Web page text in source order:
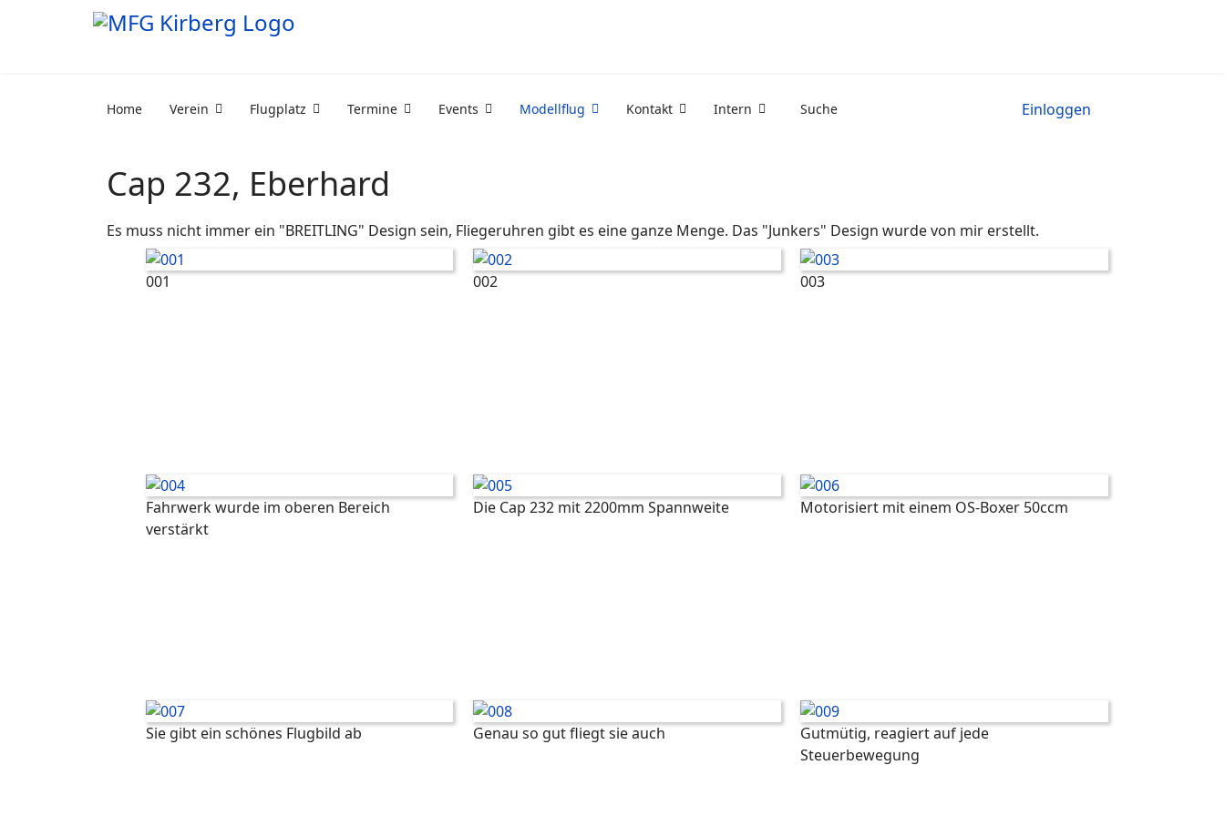
Home Verein Flugplatz Termine Events Modellflug Kontakt Intern Suche Einloggen
Cap 232, Eberhard
Es muss nicht immer ein "BREITLING" Design sein, Fliegeruhren gibt es eine ganze Menge. Das "Junkers" Design wurde von mir erstellt.
001 002 003
Fahrwerk wurde im oberen Bereich
verstärkt
Die Cap 232 mit 2200mm Spannweite Motorisiert mit einem OS-Boxer 50ccm
Sie gibt ein schönes Flugbild ab Genau so gut fliegt sie auch
Gutmütig, reagiert auf jede
Steuerbewegung